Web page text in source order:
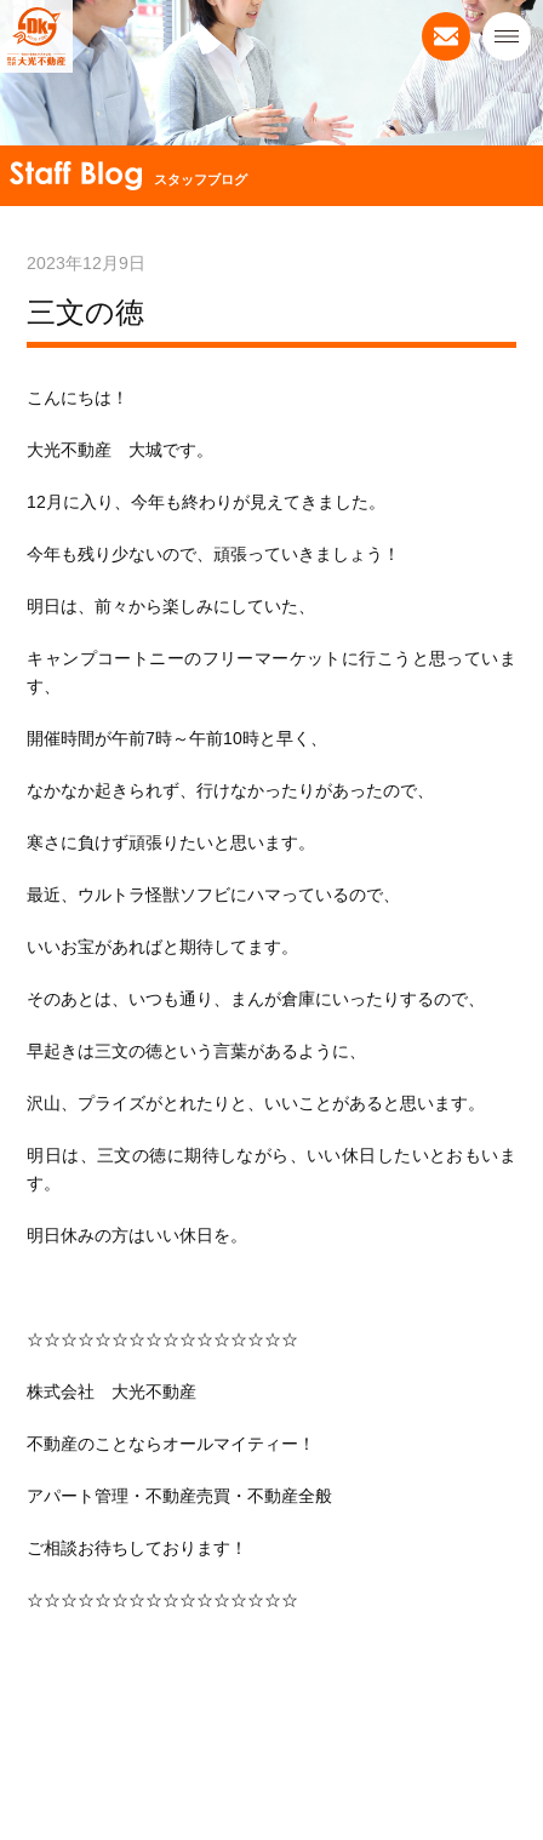
スタッフブログ
2023年12月9日
三文の徳
こんにちは！
大光不動産 大城です。
12月に入り、今年も終わりが見えてきました。
今年も残り少ないので、頑張っていきましょう！
明日は、前々から楽しみにしていた、
キャンプコートニーのフリーマーケットに行こうと思っていま
す、
開催時間が午前7時～午前10時と早く、
なかなか起きられず、行けなかったりがあったので、
寒さに負けず頑張りたいと思います。
最近、ウルトラ怪獣ソフビにハマっているので、
いいお宝があればと期待してます。
そのあとは、いつも通り、まんが倉庫にいったりするので、
早起きは三文の徳という言葉があるように、
沢山、プライズがとれたりと、いいことがあると思います。
明日は、三文の徳に期待しながら、いい休日したいとおもいま
す。
明日休みの方はいい休日を。
☆☆☆☆☆☆☆☆☆☆☆☆☆☆☆☆
株式会社 大光不動産
不動産のことならオールマイティー！
アパート管理・不動産売買・不動産全般
ご相談お待ちしております！
☆☆☆☆☆☆☆☆☆☆☆☆☆☆☆☆